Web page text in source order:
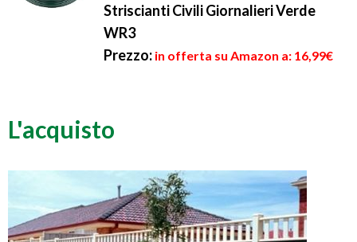
Striscianti Civili Giornalieri Verde
WR3
Prezzo: in offerta su Amazon a: 16,99€
L'acquisto